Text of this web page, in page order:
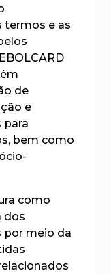
termos e as
de
e
para
bem como
como
dos
por meio da